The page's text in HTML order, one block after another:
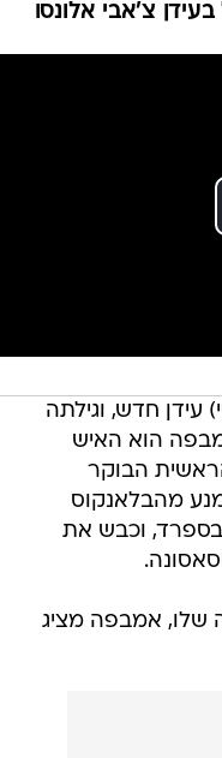
צ'אבי אלונסו
חדש, וגילתה
הוא האיש
הבוקר
מהבלאנקוס
וכבש את
מספר 10 החדשה שלו, אמבפה מציג